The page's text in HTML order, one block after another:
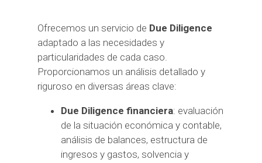
Ofrecemos un servicio de Due Diligence
adaptado a las necesidades y
particularidades de cada caso.
Proporcionamos un análisis detallado y
riguroso en diversas áreas clave:
Due Diligence financiera: evaluación
de la situación económica y contable,
análisis de balances, estructura de
ingresos y gastos, solvencia y